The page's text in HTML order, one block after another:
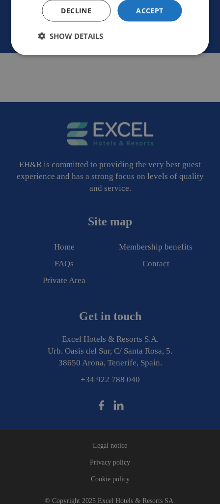
EH&R is committed to providing the very best guest
experience and has a strong focus on levels of quality
and service.
Site map
Home
Membership benefits
FAQs
Contact
Private Area
Get in touch
Excel Hotels & Resorts S.A.
Urb. Oasis del Sur, C/ Santa Rosa, 5.
38650 Arona, Tenerife, Spain.
+34 922 788 040
© Copyright 2025 Excel Hotels & Resorts SA.
Legal notice
Privacy policy
Cookie policy
ACCEPT
DECLINE
SHOW DETAILS